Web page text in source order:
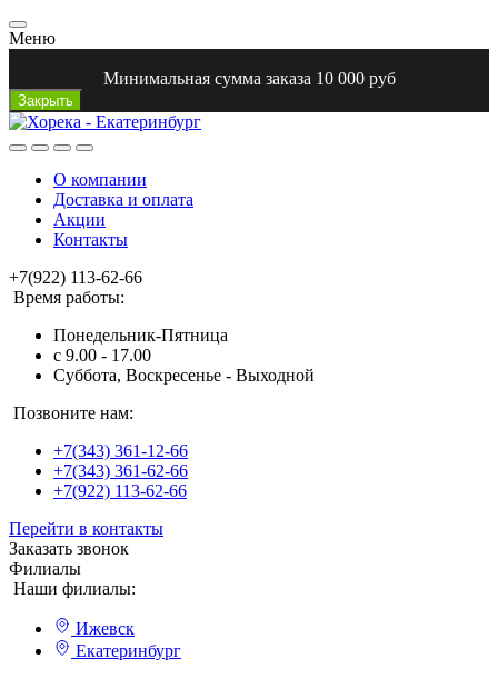
Меню
Минимальная сумма заказа 10 000 руб
Закрыть
О компании
Доставка и оплата
Акции
Контакты
+7(922) 113-62-66
Время работы:
Понедельник-Пятница
с 9.00 - 17.00
Суббота, Воскресенье - Выходной
Позвоните нам:
+7(343) 361-12-66
+7(343) 361-62-66
+7(922) 113-62-66
Перейти в контакты
Заказать звонок
Филиалы
Наши филиалы:
Ижевск
Екатеринбург